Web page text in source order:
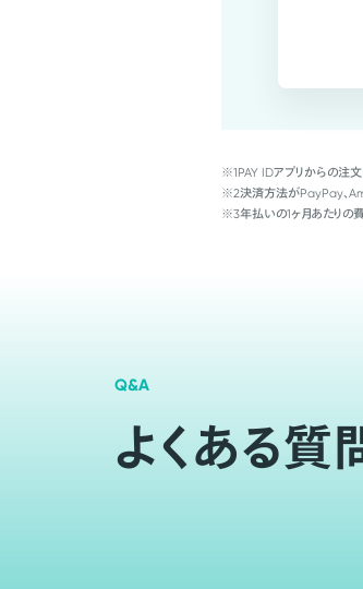
※1PAY IDアプリからの注
※2決済方法がPayPay、
※3年払いの1ヶ月あたりの
Q&A
よくある質